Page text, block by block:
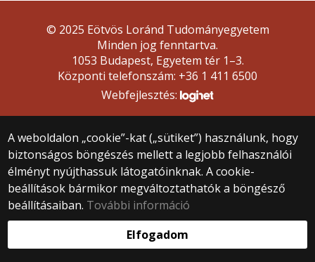
A weboldalon „cookie”-kat („sütiket”) használunk, hogy
biztonságos böngészés mellett a legjobb felhasználói
élményt nyújthassuk látogatóinknak. A cookie-
beállítások bármikor megváltoztathatók a böngésző
beállításaiban. További információ
Elfogadom
© 2025 Eötvös Loránd Tudományegyetem
Minden jog fenntartva.
1053 Budapest, Egyetem tér 1–3.
Központi telefonszám: +36 1 411 6500
Webfejlesztés: